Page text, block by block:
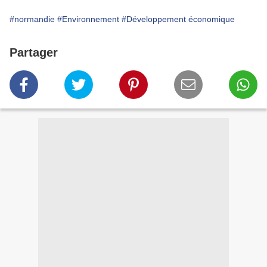
#normandie #Environnement #Développement économique
Partager